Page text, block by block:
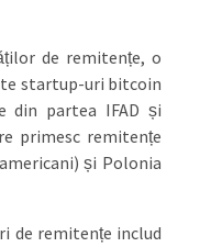
de remitențe, o
startup-uri bitcoin
din partea IFAD și
primesc remitențe
și Polonia
de remitențe includ